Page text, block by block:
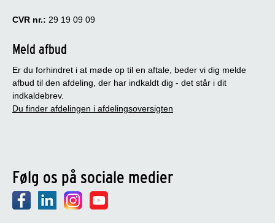
CVR nr.: 29 19 09 09
Meld afbud
Er du forhindret i at møde op til en aftale, beder vi dig melde
afbud til den afdeling, der har indkaldt dig - det står i dit
indkaldebrev.
Du finder afdelingen i afdelingsoversigten
Følg os på sociale medier